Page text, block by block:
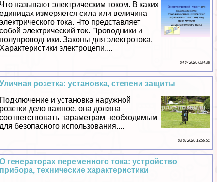
Что называют электрическим током. В каких
единицах измеряется сила или величина
электрического тока. Что представляет
собой электрический ток. Проводники и
полупроводники. Законы для электротока.
Хаpaктеристики электроцепи....
04 07 2026 0:34:38
Уличная розетка: установка, степени защиты
Подключение и установка наружной
розетки дело важное, она должна
соответствовать параметрам необходимым
для безопасного использования....
03 07 2026 13:56:51
О генераторах переменного тока: устройство
прибора, технические хаpaктеристики